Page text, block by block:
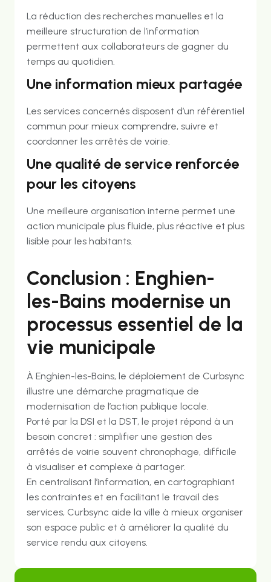
La réduction des recherches manuelles et la
meilleure structuration de l’information
permettent aux collaborateurs de gagner du
temps au quotidien.
Une information mieux partagée
Les services concernés disposent d’un référentiel
commun pour mieux comprendre, suivre et
coordonner les arrêtés de voirie.
Une qualité de service renforcée
pour les citoyens
Une meilleure organisation interne permet une
action municipale plus fluide, plus réactive et plus
lisible pour les habitants.
Conclusion : Enghien-
les-Bains modernise un
processus essentiel de la
vie municipale
À Enghien-les-Bains, le déploiement de Curbsync
illustre une démarche pragmatique de
modernisation de l’action publique locale.
Porté par la DSI et la DST, le projet répond à un
besoin concret : simplifier une gestion des
arrêtés de voirie souvent chronophage, difficile
à visualiser et complexe à partager.
En centralisant l’information, en cartographiant
les contraintes et en facilitant le travail des
services, Curbsync aide la ville à mieux organiser
son espace public et à améliorer la qualité du
service rendu aux citoyens.